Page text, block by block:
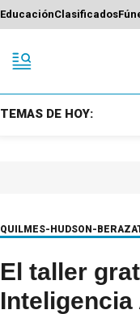
EducaciónClasificados
TEMAS DE HOY:
QUILMES-HUDSON-
El taller